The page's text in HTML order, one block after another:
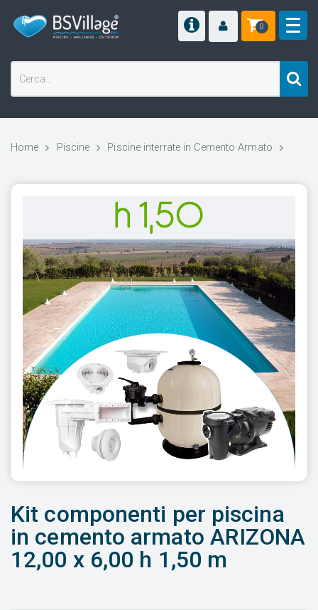
0
Home Piscine Piscine interrate in Cemento Armato
Kit componenti per piscina
in cemento armato ARIZONA
12,00 x 6,00 h 1,50 m